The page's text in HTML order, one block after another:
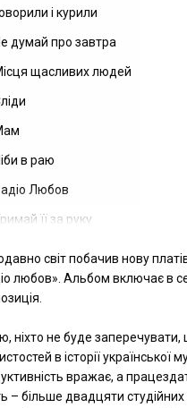
і курили
думай про завтра
щасливих людей
в раю
Любов
її за руку
світ побачив нову
любов». Альбом включає в
ніхто не буде
в історії української
вражає, а
– більше двадцяти студійних